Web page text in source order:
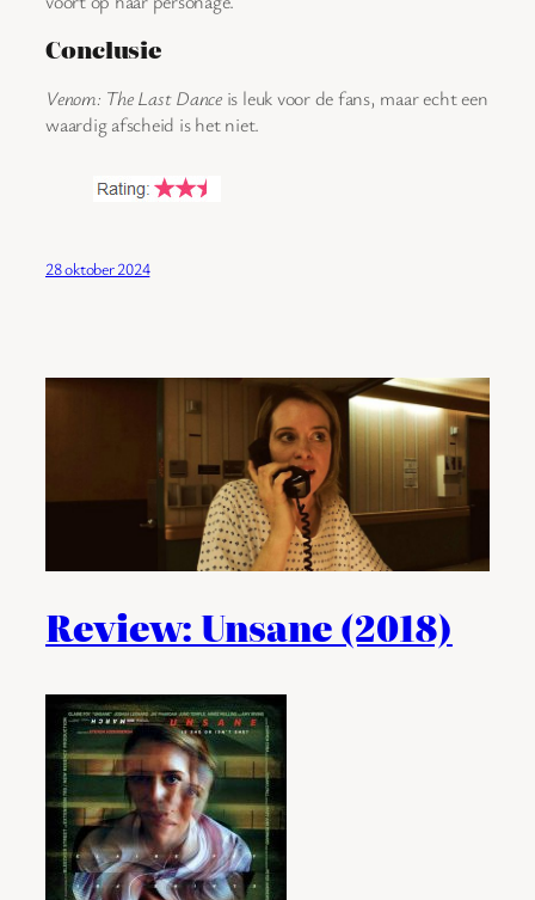
Conclusie
Venom: The Last Danceis leuk voor de fans, maar echt een
waardig afscheid is het niet.
28 oktober 2024
Review: Unsane (2018)